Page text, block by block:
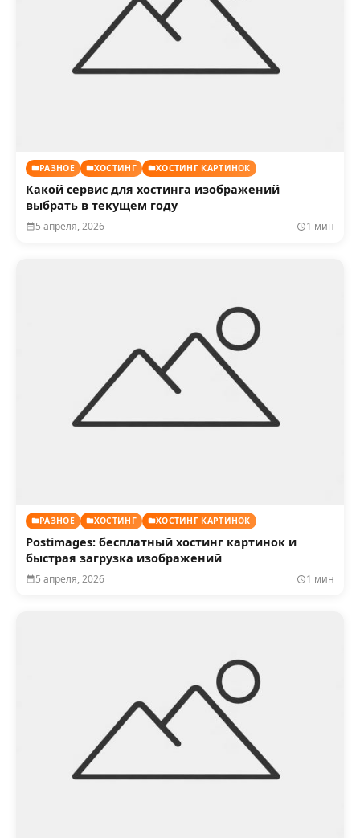
РАЗНОЕ ХОСТИНГ ХОСТИНГ КАРТИНОК
Какой сервис для хостинга изображений
выбрать в текущем году
5 апреля, 2026 1 мин
РАЗНОЕ ХОСТИНГ ХОСТИНГ КАРТИНОК
Postimages: бесплатный хостинг картинок и
быстрая загрузка изображений
5 апреля, 2026 1 мин